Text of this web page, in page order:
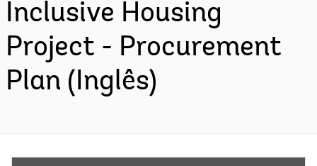
Inclusive Housing
Project - Procurement
Plan (Inglês)